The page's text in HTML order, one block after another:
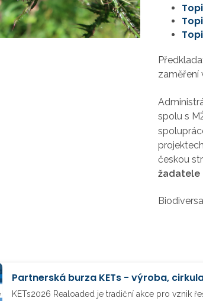
zaměření
spolu s
českou
žadatele
KETs2026 Realoaded je tradiční akce pro vznik